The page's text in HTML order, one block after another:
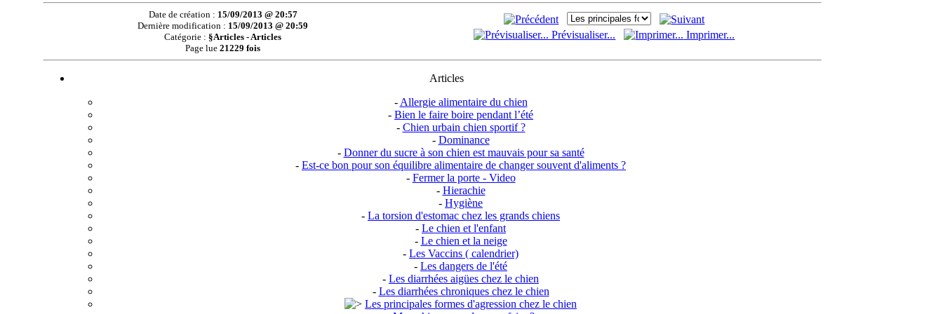
Date de création : 15/09/2013 @ 20:57
Dernière modification : 15/09/2013 @ 20:59
Catégorie :§Articles - Articles
Page lue21229 fois
Prévisualiser... Imprimer...
Articles
- Allergie alimentaire du chien
- Bien le faire boire pendant l’été
- Chien urbain chien sportif ?
- Dominance
- Donner du sucre à son chien est mauvais pour sa santé
- Est-ce bon pour son équilibre alimentaire de changer souvent d'aliments ?
- Fermer la porte - Video
- Hierachie
- Hygiène
- La torsion d'estomac chez les grands chiens
- Le chien et l'enfant
- Le chien et la neige
- Les Vaccins ( calendrier)
- Les dangers de l'été
- Les diarrhées aigües chez le chien
- Les diarrhées chroniques chez le chien
Les principales formes d'agression chez le chien